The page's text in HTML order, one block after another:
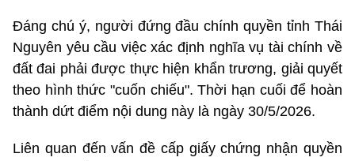
Đáng chú ý, người đứng đầu chính quyền tỉnh Thái
Nguyên yêu cầu việc xác định nghĩa vụ tài chính về
đất đai phải được thực hiện khẩn trương, giải quyết
theo hình thức "cuốn chiếu". Thời hạn cuối để hoàn
thành dứt điểm nội dung này là ngày 30/5/2026.
Liên quan đến vấn đề cấp giấy chứng nhận quyền